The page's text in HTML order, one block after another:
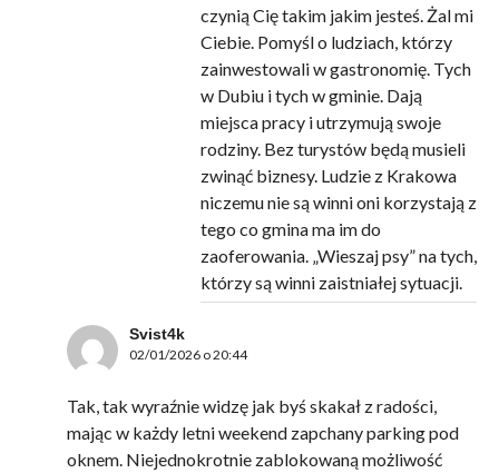
czynią Cię takim jakim jesteś. Żal mi
Ciebie. Pomyśl o ludziach, którzy
zainwestowali w gastronomię. Tych
w Dubiu i tych w gminie. Dają
miejsca pracy i utrzymują swoje
rodziny. Bez turystów będą musieli
zwinąć biznesy. Ludzie z Krakowa
niczemu nie są winni oni korzystają z
tego co gmina ma im do
zaoferowania. „Wieszaj psy” na tych,
którzy są winni zaistniałej sytuacji.
Svist4k
02/01/2026 o 20:44
Tak, tak wyraźnie widzę jak byś skakał z radości,
mając w każdy letni weekend zapchany parking pod
oknem. Niejednokrotnie zablokowaną możliwość